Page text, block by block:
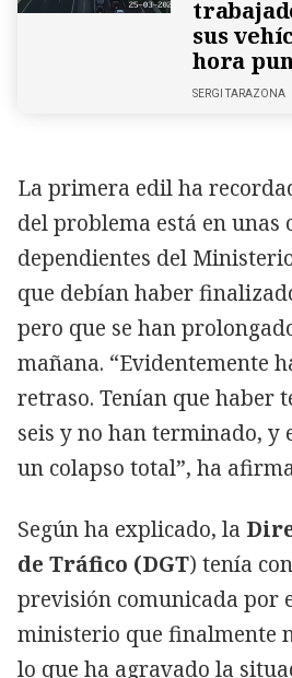
sus
hora
SERGI TARAZONA
La primera edil ha
del problema está en unas
dependientes del
que debían haber
pero que se han
mañana. “Evidentemente
retraso. Tenían que haber
seis y no han terminado, y
un colapso total”, ha
Según ha explicado, la
de Tráfico (DGT) tenía
previsión comunicada por
ministerio que finalmente
lo que ha agravado la